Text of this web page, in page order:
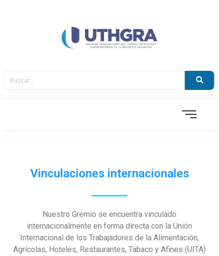
Vinculaciones internacionales
Nuestro Gremio se encuentra vinculado
internacionalmente en forma directa con la Unión
Internacional de los Trabajadores de la Alimentación,
Agrícolas, Hoteles, Restaurantes, Tabaco y Afines (UITA)